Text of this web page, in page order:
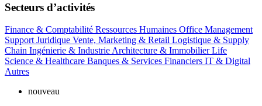
Secteurs d’activités
Finance & Comptabilité Ressources Humaines Office Management
SupportJuridique Vente, Marketing & Retail Logistique & Supply
Chain Ingénierie & IndustrieArchitecture & ImmobilierLife
Science & Healthcare Banques & Services Financiers IT & Digital
Autres
nouveau